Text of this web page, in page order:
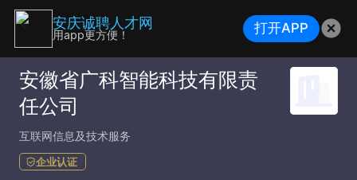
安徽省广科智能科技有限责
任公司
互联网信息及技术服务
企业认证
安庆诚聘人才网
用app更方便！ 打开APP